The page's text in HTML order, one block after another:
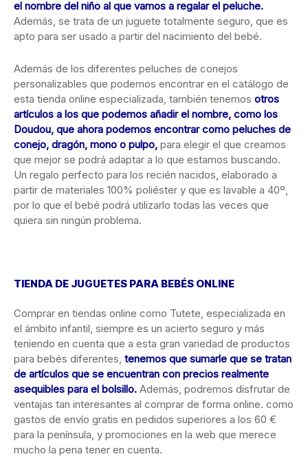
el nombre del niño al que vamos a regalar el peluche.
Además, se trata de un juguete totalmente seguro, que es
apto para ser usado a partir del nacimiento del bebé.
Además de los diferentes peluches de conejos
personalizables que podemos encontrar en el catálogo de
esta tienda online especializada, también tenemos otros
artículos a los que podemos añadir el nombre, como los
Doudou, que ahora podemos encontrar como peluches de
conejo, dragón, mono o pulpo, para elegir el que creamos
que mejor se podrá adaptar a lo que estamos buscando.
Un regalo perfecto para los recién nacidos, elaborado a
partir de materiales 100% poliéster y que es lavable a 40º,
por lo que el bebé podrá utilizarlo todas las veces que
quiera sin ningún problema.
TIENDA DE JUGUETES PARA BEBÉS ONLINE
Comprar en tiendas online como Tutete, especializada en
el ámbito infantil, siempre es un acierto seguro y más
teniendo en cuenta que a esta gran variedad de productos
para bebés diferentes, tenemos que sumarle que se tratan
de artículos que se encuentran con precios realmente
asequibles para el bolsillo. Además, podremos disfrutar de
ventajas tan interesantes al comprar de forma online. como
gastos de envío gratis en pedidos superiores a los 60 €
para la península, y promociones en la web que merece
mucho la pena tener en cuenta.